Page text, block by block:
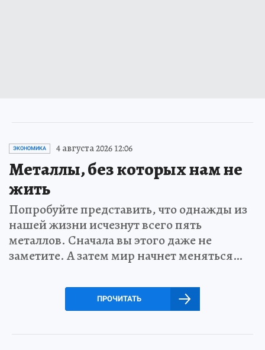
ЭКОНОМИКА 4 августа 2026 12:06
Металлы, без которых нам не
жить
Попробуйте представить, что однажды из
нашей жизни исчезнут всего пять
металлов. Сначала вы этого даже не
заметите. А затем мир начнет меняться…
ПРОЧИТАТЬ